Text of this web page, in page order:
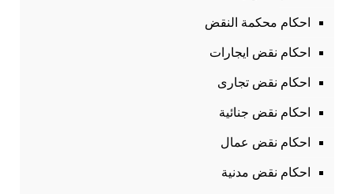
احكام محكمة النقض
احكام نقض ايجارات
احكام نقض تجارى
احكام نقض جنائية
احكام نقض عمال
احكام نقض مدنية